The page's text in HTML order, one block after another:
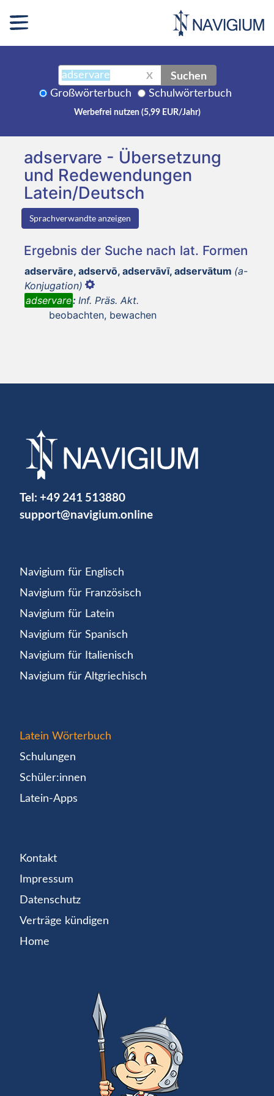
X Suchen
Großwörterbuch Schulwörterbuch
Werbefrei nutzen (5,99 EUR/Jahr)
adservare - Übersetzung
und Redewendungen
Latein/Deutsch
Sprachverwandte anzeigen
Ergebnis der Suche nach lat. Formen
adservāre, adservō, adservāvī, adservātum (a-
Konjugation)
adservare: Inf. Präs. Akt.
beobachten, bewachen
Tel: +49 241 513880
support@navigium.online
Navigium für Englisch
Navigium für Französisch
Navigium für Latein
Navigium für Spanisch
Navigium für Italienisch
Navigium für Altgriechisch
Latein Wörterbuch
Schulungen
Schüler:innen
Latein-Apps
Kontakt
Impressum
Datenschutz
Verträge kündigen
Home